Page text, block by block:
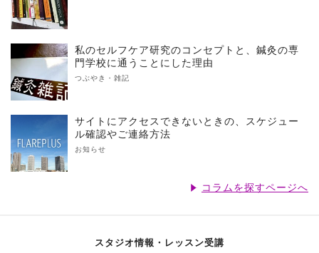
私のセルフケア研究のコンセプトと、鍼灸の専
門学校に通うことにした理由
つぶやき・雑記
サイトにアクセスできないときの、スケジュー
ル確認やご連絡方法
お知らせ
コラムを探すページへ
スタジオ情報・レッスン受講